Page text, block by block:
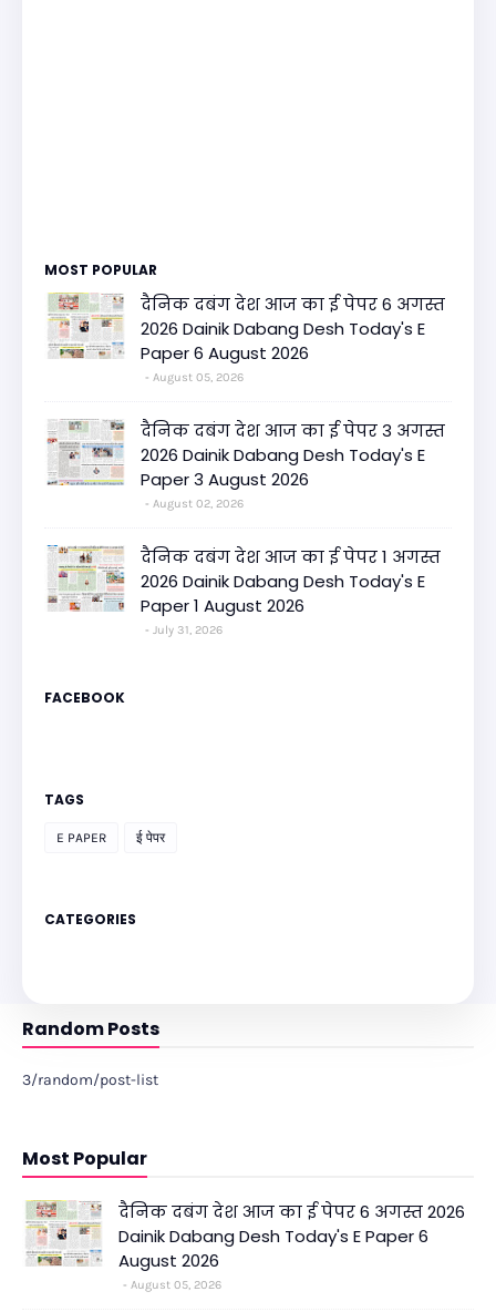
MOST POPULAR
दैनिक दबंग देश आज का ई पेपर 6 अगस्त
2026 Dainik Dabang Desh Today's E
Paper 6 August 2026
August 05, 2026
दैनिक दबंग देश आज का ई पेपर 3 अगस्त
2026 Dainik Dabang Desh Today's E
Paper 3 August 2026
August 02, 2026
दैनिक दबंग देश आज का ई पेपर 1 अगस्त
2026 Dainik Dabang Desh Today's E
Paper 1 August 2026
July 31, 2026
FACEBOOK
TAGS
E PAPER ई पेपर
CATEGORIES
Random Posts
3/random/post-list
Most Popular
दैनिक दबंग देश आज का ई पेपर 6 अगस्त 2026
Dainik Dabang Desh Today's E Paper 6
August 2026
August 05, 2026